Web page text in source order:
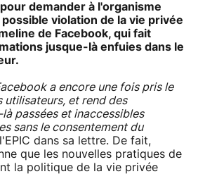
demander à l'organisme
violation de la vie privée
de Facebook, qui fait
jusque-là enfuies dans le
a encore une fois pris le
utilisateurs, et rend des
passées et inaccessibles
sans le consentement du
dans sa lettre. De fait,
que les nouvelles pratiques de
la politique de la vie privée